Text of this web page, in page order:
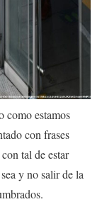
como estamos
con frases
tal de estar
y no salir de la